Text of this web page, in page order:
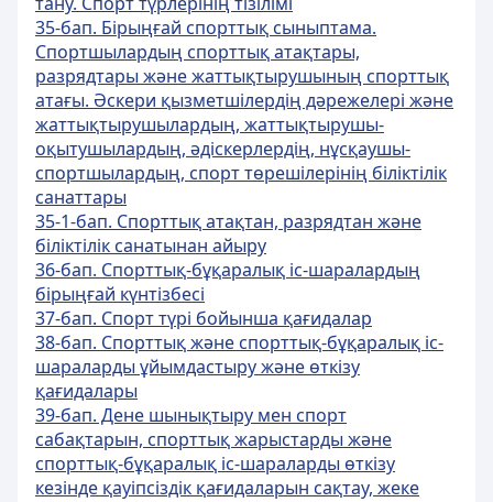
35-бап. Бірыңғай спорттық сыныптама.
Спортшылардың спорттық атақтары,
разрядтары және жаттықтырушының спорттық
атағы. Әскери қызметшілердің дәрежелері және
жаттықтырушылардың, жаттықтырушы-
оқытушылардың, әдіскерлердің, нұсқаушы-
спортшылардың, спорт төрешілерінің біліктілік
санаттары
35-1-бап. Спорттық атақтан, разрядтан және
біліктілік санатынан айыру
36-бап. Спорттық-бұқаралық іс-шаралардың
бірыңғай күнтізбесі
37-бап. Спорт түрі бойынша қағидалар
38-бап. Спорттық және спорттық-бұқаралық іс-
шараларды ұйымдастыру және өткізу
қағидалары
39-бап. Дене шынықтыру мен спорт
сабақтарын, спорттық жарыстарды және
спорттық-бұқаралық іс-шараларды өткізу
кезінде қауіпсіздік қағидаларын сақтау, жеке